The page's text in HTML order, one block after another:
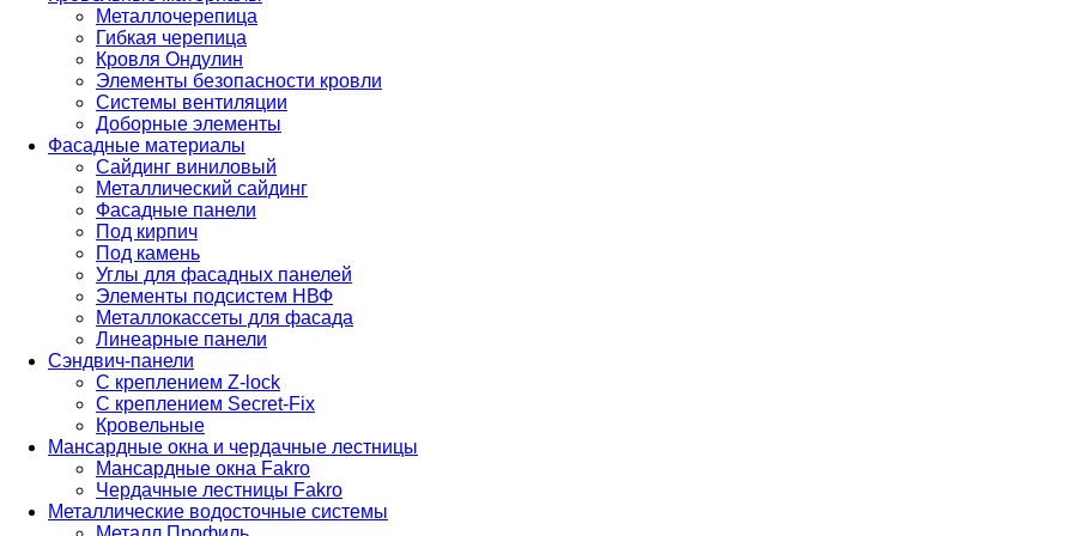
Металлочерепица
Гибкая черепица
Кровля Ондулин
Элементы безопасности кровли
Системы вентиляции
Доборные элементы
Фасадные материалы
Сайдинг виниловый
Металлический сайдинг
Фасадные панели
Под кирпич
Под камень
Углы для фасадных панелей
Элементы подсистем НВФ
Металлокассеты для фасада
Линеарные панели
Сэндвич-панели
С креплением Z-lock
С креплением Secret-Fix
Кровельные
Мансардные окна и чердачные лестницы
Мансардные окна Fakro
Чердачные лестницы Fakro
Металлические водосточные системы